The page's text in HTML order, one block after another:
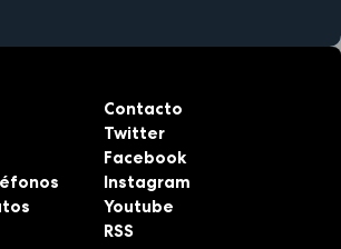
Contacto
Twitter
Facebook
Instagram
Youtube
RSS